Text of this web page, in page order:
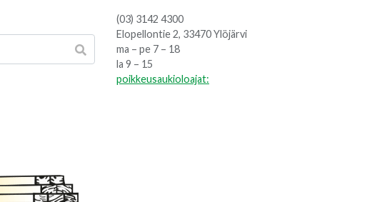
(03) 3142 4300
Elopellontie 2, 33470 Ylöjärvi
ma – pe 7 – 18
la 9 – 15
poikkeusaukioloajat: